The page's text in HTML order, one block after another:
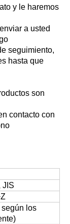
y le haremos
a usted
seguimiento,
hasta que
son
contacto con
JIS
según los